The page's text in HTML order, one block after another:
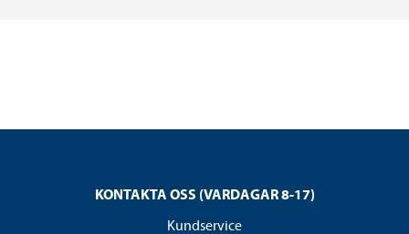
KONTAKTA OSS (VARDAGAR 8-17)
Kundservice